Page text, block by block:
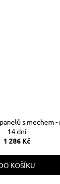
s mechem -
14 dní
1 286 Kč
KOŠÍKU